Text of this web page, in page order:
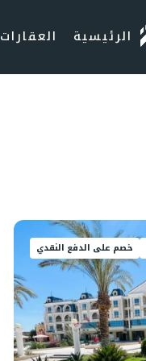
الرئيسية العقارات
خصم على الدفع النقدي